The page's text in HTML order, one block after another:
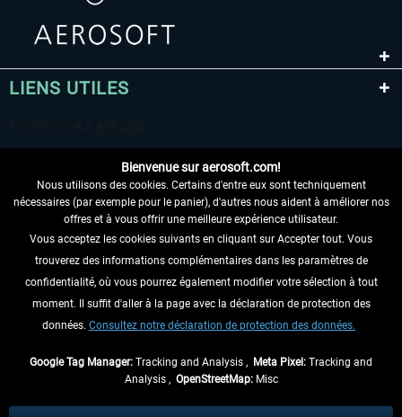
LIENS UTILES
RENONCER AU CONTRAT ICI
INFORMATIONS
NE MANQUEZ PAS LES DERNIÈRES
Bienvenue sur aerosoft.com!
Nous utilisons des cookies. Certains d'entre eux sont techniquement
nécessaires (par exemple pour le panier), d'autres nous aident à améliorer nos
offres et à vous offrir une meilleure expérience utilisateur.
Vous acceptez les cookies suivants en cliquant sur Accepter tout. Vous
trouverez des informations complémentaires dans les paramètres de
confidentialité, où vous pourrez également modifier votre sélection à tout
moment. Il suffit d'aller à la page avec la déclaration de protection des
données. Consultez notre déclaration de protection des données.
Google Tag Manager: Tracking and Analysis , Meta Pixel: Tracking and
Analysis , OpenStreetMap:Misc